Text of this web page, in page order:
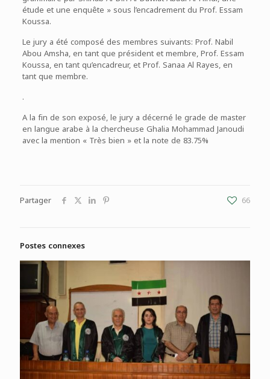
étude et une enquête » sous l’encadrement du Prof. Essam
Koussa.
Le jury a été composé des membres suivants: Prof. Nabil
Abou Amsha, en tant que président et membre, Prof. Essam
Koussa, en tant qu’encadreur, et Prof. Sanaa Al Rayes, en
tant que membre.
.
A la fin de son exposé, le jury a décerné le grade de master
en langue arabe à la chercheuse Ghalia Mohammad Janoudi
avec la mention « Très bien » et la note de 83.75%
Partager 66
Postes connexes